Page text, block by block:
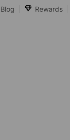
Blog
Rewards